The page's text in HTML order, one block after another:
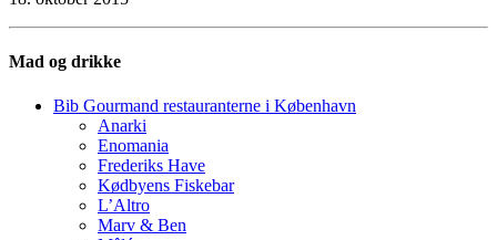
Mad og drikke
Bib Gourmand restauranterne i København
Anarki
Enomania
Frederiks Have
Kødbyens Fiskebar
L’Altro
Marv & Ben